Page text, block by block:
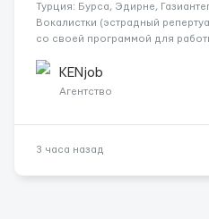
Турция: Бурса, Эдирне,
Вокалистки (эстрадный
со своей программой для
одного до трех месяцев. Мед.
KENjob
Агентство
3 часа назад